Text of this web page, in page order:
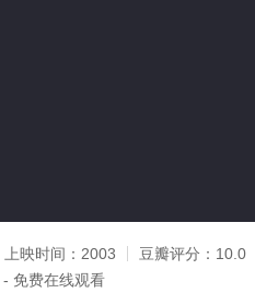
上映时间： 2003 豆瓣评分： 10.0
- 免费在线观看